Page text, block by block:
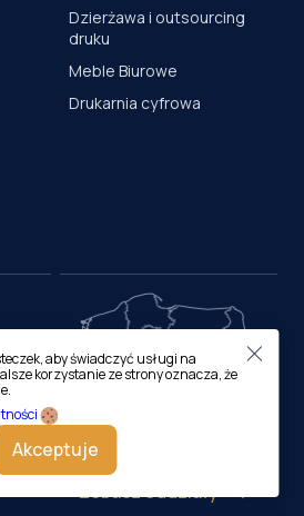
Dzierżawa i outsourcing
druku
Meble Biurowe
Drukarnia cyfrowa
31-
Zobacz oddziały
aby świadczyć usługi na
korzystanie ze strony oznacza, że
Akceptuje